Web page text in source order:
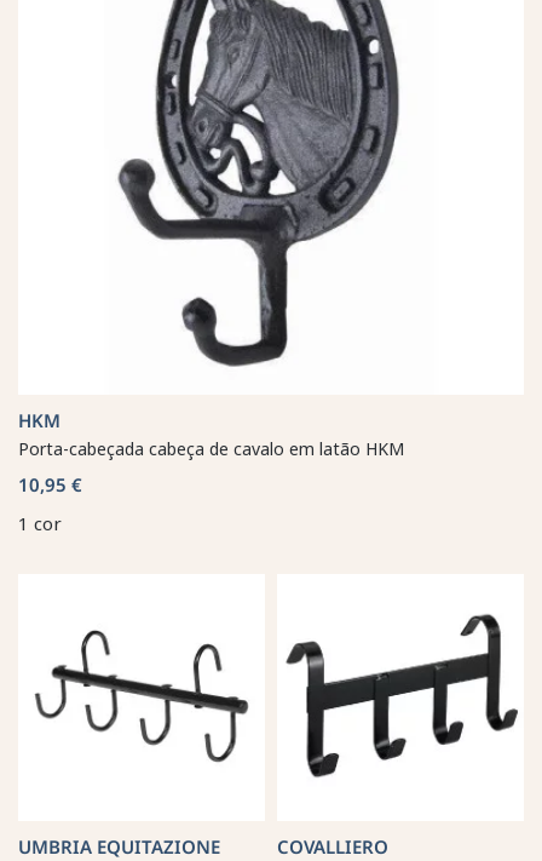
HKM
Porta-cabeçada cabeça de cavalo em latão HKM
10,95 €
1 cor
UMBRIA EQUITAZIONE COVALLIERO